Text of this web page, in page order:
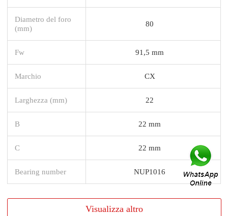
Diametro del foro
(mm)
80
Fw 91,5 mm
Marchio CX
Larghezza (mm) 22
B 22 mm
C 22 mm
Bearing number NUP1016
Visualizza altro